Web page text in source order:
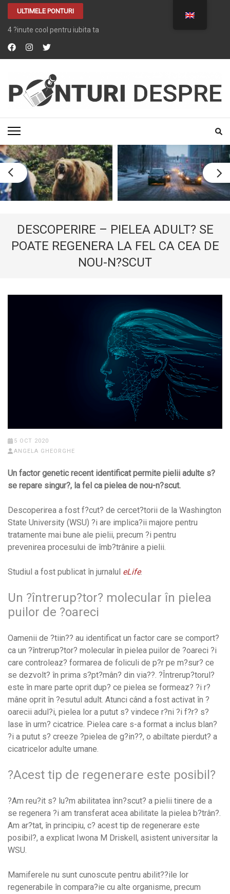
ULTIMELE PONTURI
4 ?inute cool pentru iubita ta
PONTURI DESPRE
DESCOPERIRE – PIELEA ADULT? SE
POATE REGENERA LA FEL CA CEA DE
NOU-N?SCUT
5 OCT 2020
ANGELA GHEORGHE
Un factor genetic recent identificat permite pielii adulte s?
se repare singur?, la fel ca pielea de nou-n?scut.
Descoperirea a fost f?cut? de cercet?torii de la Washington
State University (WSU) ?i are implica?ii majore pentru
tratamente mai bune ale pielii, precum ?i pentru
prevenirea procesului de îmb?trânire a pielii.
Studiul a fost publicat în jurnalul eLife.
Un ?întrerup?tor? molecular în pielea
puilor de ?oareci
Oamenii de ?tiin?? au identificat un factor care se comport?
ca un ?întrerup?tor? molecular în pielea puilor de ?oareci ?i
care controleaz? formarea de foliculi de p?r pe m?sur? ce
se dezvolt? în prima s?pt?mân? din via??. ?Întrerup?torul?
este în mare parte oprit dup? ce pielea se formeaz? ?i r?
mâne oprit în ?esutul adult. Atunci când a fost activat în ?
oarecii adul?i, pielea lor a putut s? vindece r?ni ?i f?r? s?
lase în urm? cicatrice. Pielea care s-a format a inclus blan?
?i a putut s? creeze ?pielea de g?in??, o abiltate pierdut? a
cicatricelor adulte umane.
?Acest tip de regenerare este posibil?
?Am reu?it s? lu?m abilitatea înn?scut? a pielii tinere de a
se regenera ?i am transferat acea abilitate la pielea b?trân?.
Am ar?tat, în principiu, c? acest tip de regenerare este
posibil?, a explicat Iwona M Driskell, asistent universitar la
WSU.
Mamiferele nu sunt cunoscute pentru abilit??ile lor
regenerabile în compara?ie cu alte organisme, precum